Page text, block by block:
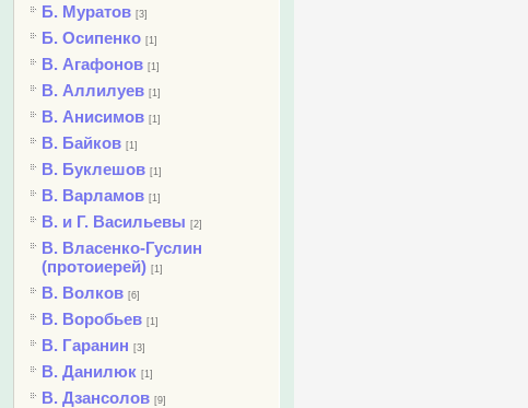
Б. Муратов [3]
Б. Осипенко [1]
В. Агафонов [1]
В. Аллилуев [1]
В. Анисимов [1]
В. Байков [1]
В. Буклешов [1]
В. Варламов [1]
В. и Г. Васильевы [2]
В. Власенко-Гуслин
(протоиерей) [1]
В. Волков [6]
В. Воробьев [1]
В. Гаранин [3]
В. Данилюк [1]
В. Дзансолов [9]